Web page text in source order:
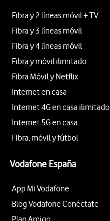
Fibra y 2 líneas móvil + TV
Fibra y 3 líneas móvil
Fibra y 4 líneas móvil
Fibra y móvil ilimitado
Fibra Móvil y Netflix
Internet en casa
Internet 4G en casa ilimitado
Internet 5G en casa
Fibra, móvil y fútbol
Vodafone España
App Mi Vodafone
Blog Vodafone Conéctate
Plan Amigo